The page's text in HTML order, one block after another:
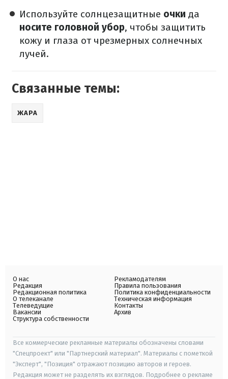
Используйте солнцезащитные очки да
носите головной убор, чтобы защитить
кожу и глаза от чрезмерных солнечных
лучей.
Связанные темы:
ЖАРА
О нас
Редакция
Редакционная политика
О телеканале
Телеведущие
Вакансии
Структура собственности
Рекламодателям
Правила пользования
Политика конфиденциальности
Техническая информация
Контакты
Архив
Все коммерческие рекламные материалы обозначены словами
"Спецпроект" или "Партнерский материал". Материалы с пометкой
"Эксперт", "Позиция" отражают позицию авторов и героев.
Редакция может не разделять их взглядов. Подробнее о рекламе